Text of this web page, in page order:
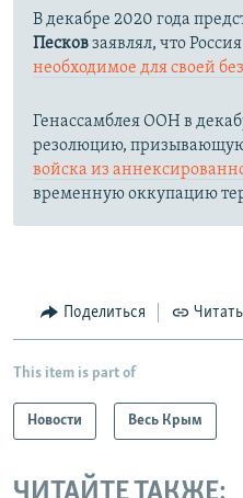
В декабре 2020 года
Песковзаявлял, что Россия
необходимое для своей
Генассамблея ООН в
резолюцию,
войска из
временную оккупацию
Поделиться
This item is part of
Новости Весь Крым